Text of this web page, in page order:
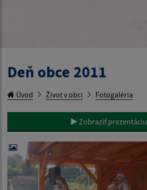
Deň obce 2011
Úvod Život v obci Fotogaléria
Zobraziť prezentáciu